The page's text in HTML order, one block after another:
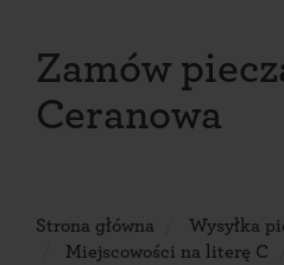
Zamów
Ceranowa
Strona główna Wysyłka
Miejscowości na literę C